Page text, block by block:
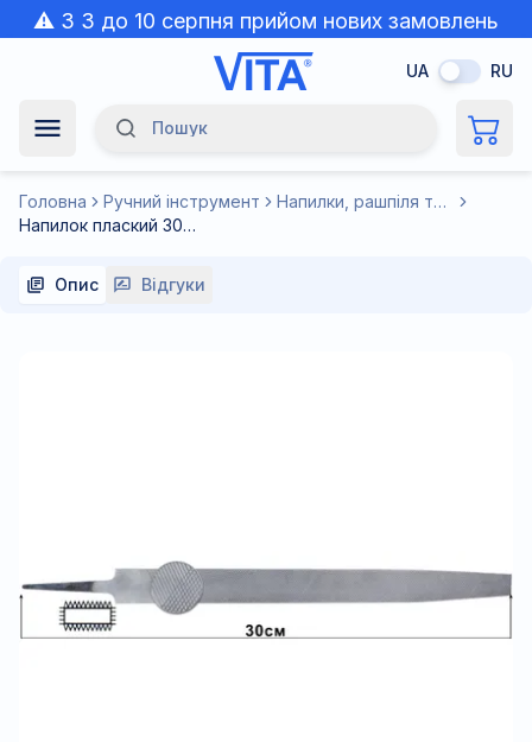
⚠️ З 3 до 10 серпня прийом нових замовлень
призупинено через спеку.
UA RU
Пошук
Головна Ручний інструмент
Напилки, рашпіля та надфіля
Напилок плаский 300 мм
Опис Відгуки